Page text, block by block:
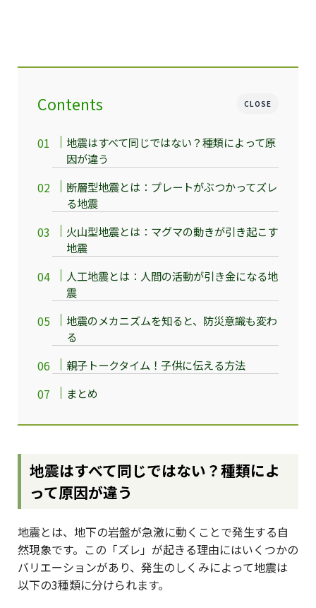
CLOSE
Contents
地震はすべて同じではない？種類によって原
因が違う
断層型地震とは：プレートがぶつかってズレ
る地震
火山型地震とは：マグマの動きが引き起こす
地震
人工地震とは：人間の活動が引き金になる地
震
地震のメカニズムを知ると、防災意識も変わ
る
親子トークタイム！子供に伝える方法
まとめ
地震はすべて同じではない？種類によ
って原因が違う
地震とは、地下の岩盤が急激に動くことで発生する自
然現象です。この「ズレ」が起きる理由にはいくつかの
バリエーションがあり、発生のしくみによって地震は
以下の3種類に分けられます。